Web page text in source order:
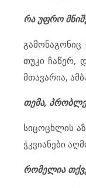
რა უფრო
თუკი ჩაწერ,
მთავარია,
თემა,
სიცოცხლის
ჭკვიანები
რომელია